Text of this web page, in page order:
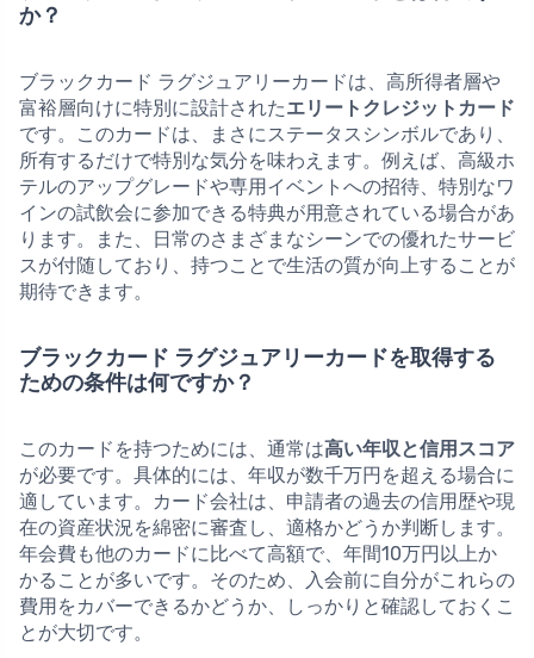
か？
ブラックカード ラグジュアリーカードは、高所得者層や
富裕層向けに特別に設計されたエリートクレジットカード
です。このカードは、まさにステータスシンボルであり、
所有するだけで特別な気分を味わえます。例えば、高級ホ
テルのアップグレードや専用イベントへの招待、特別なワ
インの試飲会に参加できる特典が用意されている場合があ
ります。また、日常のさまざまなシーンでの優れたサービ
スが付随しており、持つことで生活の質が向上することが
期待できます。
ブラックカード ラグジュアリーカードを取得する
ための条件は何ですか？
このカードを持つためには、通常は高い年収と信用スコア
が必要です。具体的には、年収が数千万円を超える場合に
適しています。カード会社は、申請者の過去の信用歴や現
在の資産状況を綿密に審査し、適格かどうか判断します。
年会費も他のカードに比べて高額で、年間10万円以上か
かることが多いです。そのため、入会前に自分がこれらの
費用をカバーできるかどうか、しっかりと確認しておくこ
とが大切です。